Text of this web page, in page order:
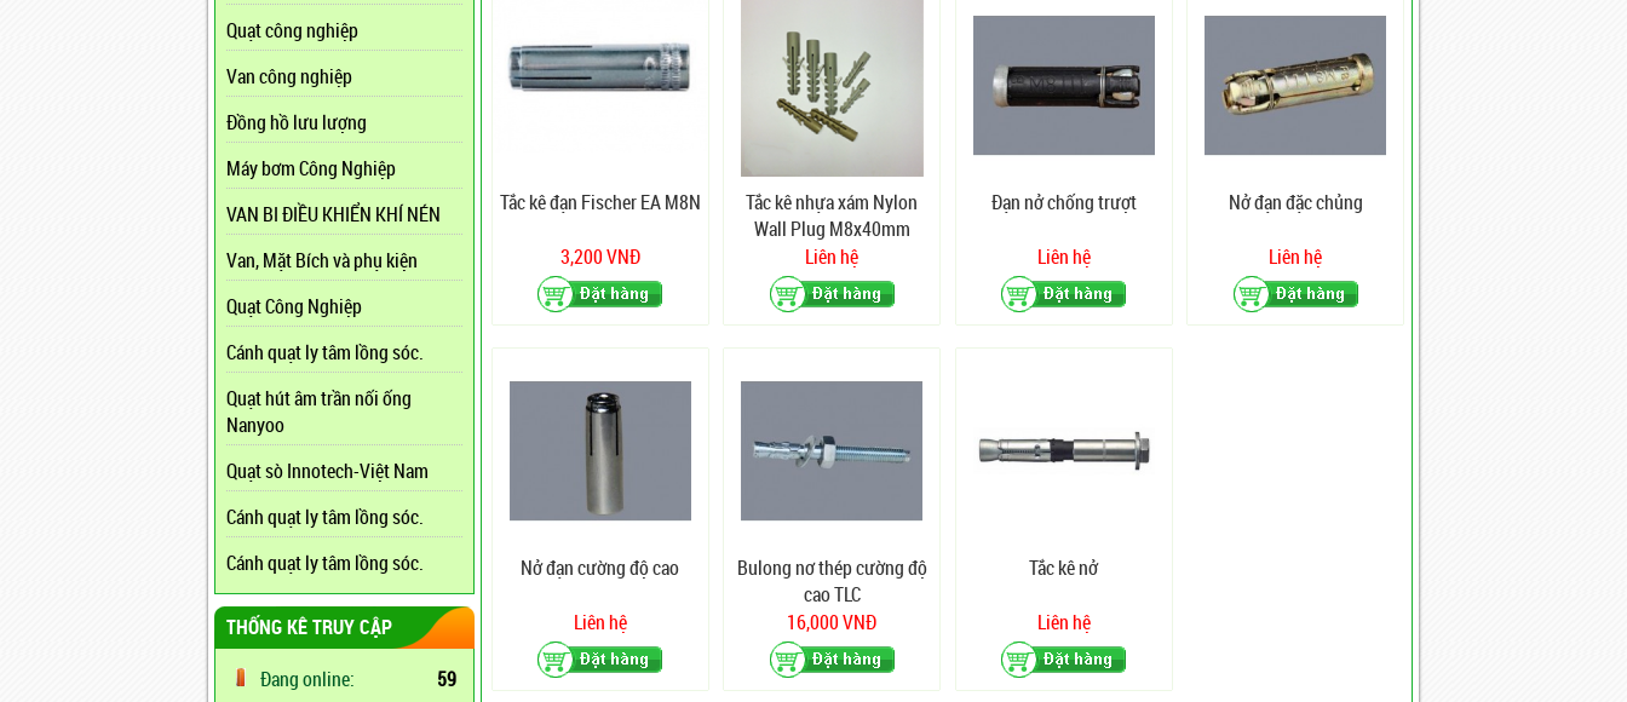
Quạt công nghiệp
Van công nghiệp
Đồng hồ lưu lượng
Máy bơm Công Nghiệp
VAN BI ĐIỀU KHIỂN KHÍ NÉN
Van, Mặt Bích và phụ kiện
Quạt Công Nghiệp
Cánh quạt ly tâm lồng sóc.
Quạt hút âm trần nối ống
Nanyoo
Quạt sò Innotech-Việt Nam
Cánh quạt ly tâm lồng sóc.
Cánh quạt ly tâm lồng sóc.
THỐNG KÊ TRUY CẬP
Đang online:
59
Tắc kê đạn Fischer EA M8N
3,200 VNĐ
Tắc kê nhựa xám Nylon
Wall Plug M8x40mm
Liên hệ
Đạn nở chống trượt
Liên hệ
Nở đạn đặc chủng
Liên hệ
Nở đạn cường độ cao
Liên hệ
Bulong nơ thép cường độ
cao TLC
16,000 VNĐ
Tắc kê nở
Liên hệ